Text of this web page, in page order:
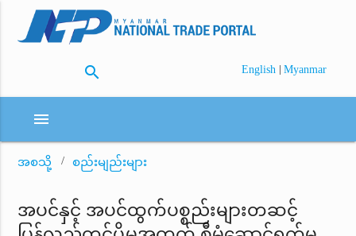
search English | Myanmar
menu
အစသို့ စည်းမျည်းများ
အပင်နှင့် အပင်ထွက်ပစ္စည်းများတဆင့်